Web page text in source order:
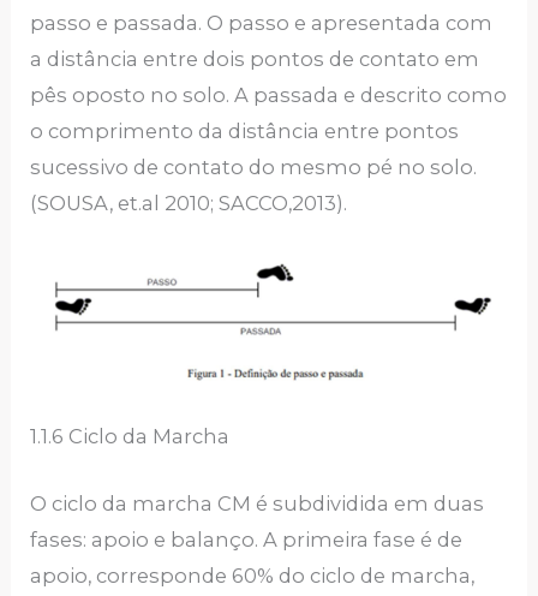
passo e passada. O passo e apresentada com
a distância entre dois pontos de contato em
pês oposto no solo. A passada e descrito como
o comprimento da distância entre pontos
sucessivo de contato do mesmo pé no solo.
(SOUSA, et.al 2010; SACCO,2013).
1.1.6 Ciclo da Marcha
O ciclo da marcha CM é subdividida em duas
fases: apoio e balanço. A primeira fase é de
apoio, corresponde 60% do ciclo de marcha,